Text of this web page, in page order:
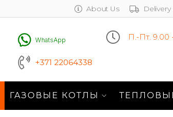
About Us
WhatsApp
+371 22064338
П.-Пт. 9.00
ГАЗОВЫЕ КОТЛЫ